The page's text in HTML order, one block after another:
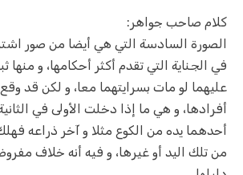
کلام صاحب جواهر:
الصورة السادسة التي هي أيضا من صور
في الجناية التي تقدم أكثر أحكامها، و
عليهما لو مات بسرايتهما معا، و لكن قد
أفرادها، و هي ما إذا دخلت الأولى في
أحدهما يده من الكوع مثلا و آخر ذراعه
من تلك اليد أو غيرها، و فيه أنه خلاف